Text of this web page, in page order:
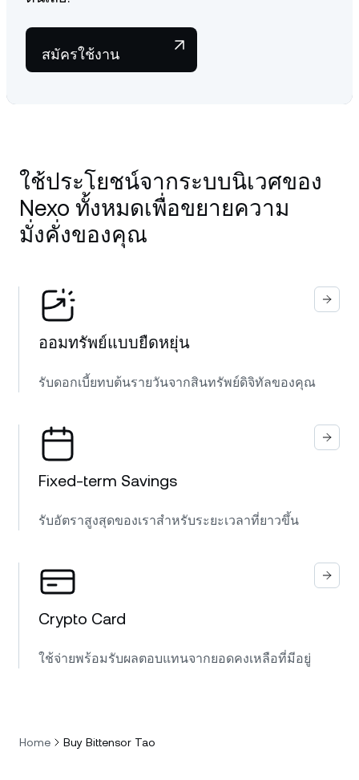
สมัครใช้งาน
ใช้ประโยชน์จากระบบนิเวศของ
Nexo ทั้งหมดเพื่อขยายความ
มั่งคั่งของคุณ
ออมทรัพย์แบบยืดหยุ่น
รับดอกเบี้ยทบต้นรายวันจากสินทรัพย์ดิจิทัลของคุณ
Fixed-term Savings
รับอัตราสูงสุดของเราสำหรับระยะเวลาที่ยาวขึ้น
Crypto Card
ใช้จ่ายพร้อมรับผลตอบแทนจากยอดคงเหลือที่มีอยู่
Home Buy Bittensor Tao